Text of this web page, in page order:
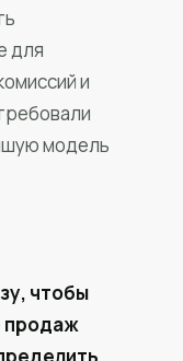
для
и
модель
чтобы
продаж